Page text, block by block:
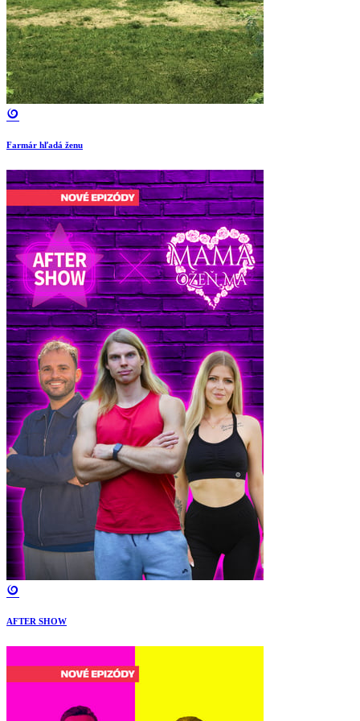
Farmár hľadá ženu
AFTER SHOW